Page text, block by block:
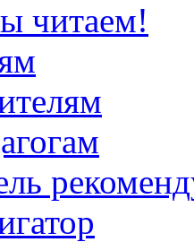
читаем!